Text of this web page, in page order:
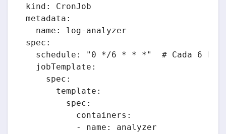
kind: CronJob
metadata:
  name: log-analyzer
spec:
schedule: "0 */6 * * *"  # Cada 6
  jobTemplate:
    spec:
      template:
        spec:
          containers:
          - name: analyzer